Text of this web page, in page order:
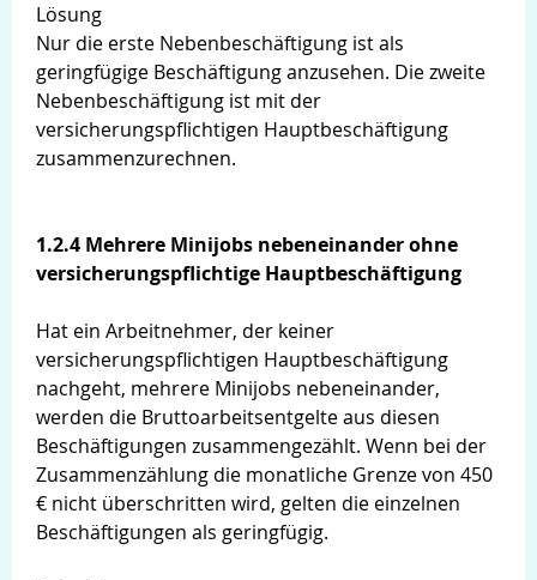
Lösung
Nur die erste Nebenbeschäftigung ist als
geringfügige Beschäftigung anzusehen. Die zweite
Nebenbeschäftigung ist mit der
versicherungspflichtigen Hauptbeschäftigung
zusammenzurechnen.
1.2.4 Mehrere Minijobs nebeneinander ohne
versicherungspflichtige Hauptbeschäftigung
Hat ein Arbeitnehmer, der keiner
versicherungspflichtigen Hauptbeschäftigung
nachgeht, mehrere Minijobs nebeneinander,
werden die Bruttoarbeitsentgelte aus diesen
Beschäftigungen zusammengezählt. Wenn bei der
Zusammenzählung die monatliche Grenze von 450
€ nicht überschritten wird, gelten die einzelnen
Beschäftigungen als geringfügig.